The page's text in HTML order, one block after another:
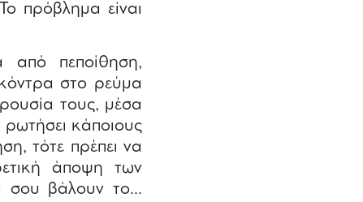
πρόβλημα είναι
από πεποίθηση,
στο ρεύμα
τους, μέσα
ρωτήσει κάποιους
τότε πρέπει να
άποψη των
σου βάλουν το…